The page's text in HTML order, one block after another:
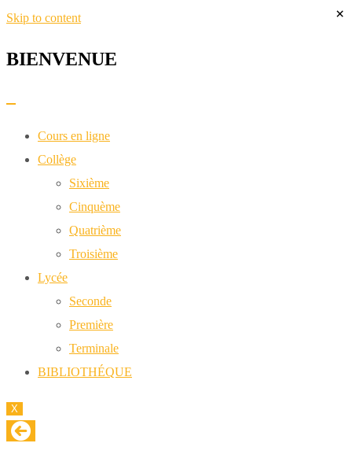
Skip to content
BIENVENUE​
Cours en ligne
Collège
Sixième
Cinquème
Quatrième
Troisième
Lycée
Seconde
Première
Terminale
BIBLIOTHÉQUE
X
×